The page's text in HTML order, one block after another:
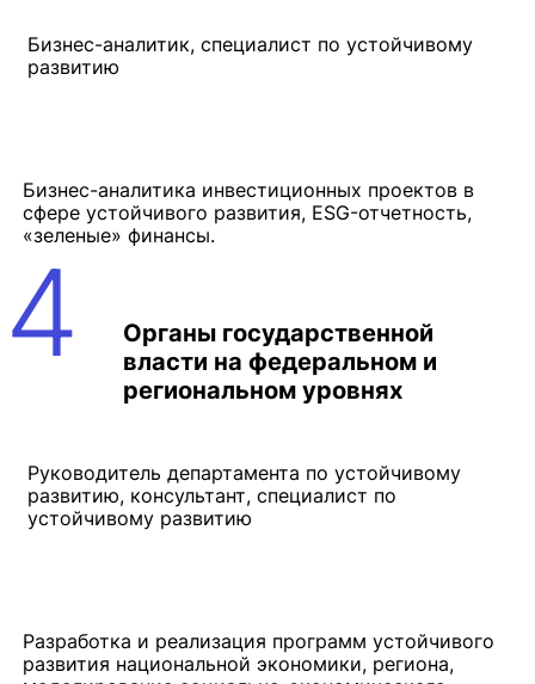
Бизнес-аналитик, специалист по устойчивому
развитию
Бизнес-аналитика инвестиционных проектов в
сфере устойчивого развития, ESG-отчетность,
«зеленые» финансы.
4
Органы государственной
власти на федеральном и
региональном уровнях
Руководитель департамента по устойчивому
развитию, консультант, специалист по
устойчивому развитию
Разработка и реализация программ устойчивого
развития национальной экономики, региона,